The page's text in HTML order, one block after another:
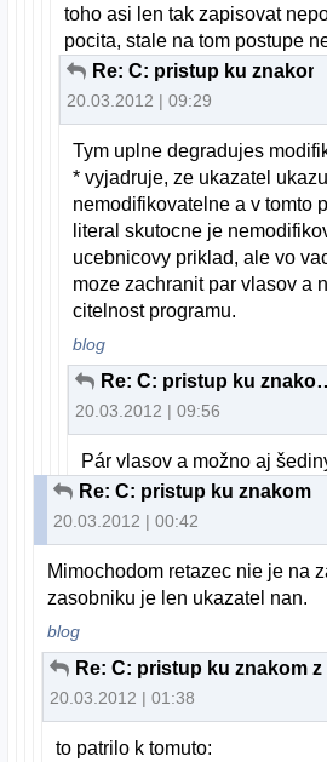
toho asi len tak zapisovat
pocita, stale na tom postupe
20.03.2012 | 09:29
Tym uplne degradujes
* vyjadruje, ze ukazatel
nemodifikovatelne a v tomto
literal skutocne je
ucebnicovy priklad, ale vo
moze zachranit par vlasov a
citelnost programu.
blog
Re: C:
20.03.2012 | 09:56
Pár vlasov a možno aj
20.03.2012 | 00:42
Mimochodom retazec nie je na
zasobniku je len ukazatel nan.
blog
20.03.2012 | 01:38
to patrilo k tomuto: